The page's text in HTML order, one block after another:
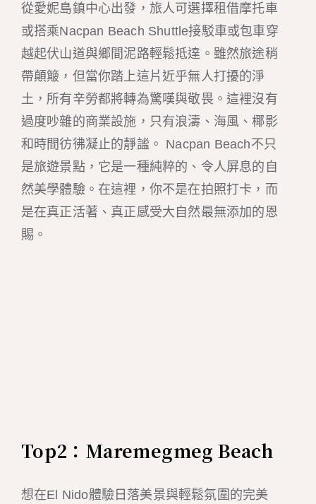
從愛妮島鎮中心出發，旅人可選擇租借摩托車
或搭乘Nacpan Beach Shuttle接駁車或包車穿
越起伏山道與鄉間泥路輕鬆抵達。雖然旅途稍
帶顛簸，但當你踏上這片近乎無人打擾的淨
土，所有辛勞都將轉為驚嘆與敬畏。這裡沒有
過度吵雜的商業設施，只有浪濤、海風、椰影
和時間彷彿凝止的靜謐。 Nacpan Beach不只
是旅遊景點，它是一種純粹的、令人屏息的自
然美學體驗。在這裡，你不是在拍照打卡，而
是在真正活著、真正感受大自然最無添加的恩
賜。
Top2：Maremegmeg Beach
想在El Nido體驗日落美景與輕鬆氛圍的完美